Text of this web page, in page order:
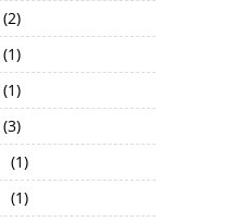
(2)
(1)
(1)
(3)
(1)
(1)